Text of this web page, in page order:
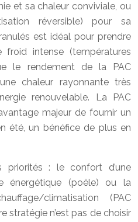
et sa chaleur conviviale, ou
réversible) pour sa
est idéal pour prendre
intense (températures
le rendement de la PAC
chaleur rayonnante très
renouvelable. La PAC
majeur de fournir un
été, un bénéfice de plus en
: le confort d’une
énergétique (poêle) ou la
climatisation (PAC
stratégie n’est pas de choisir